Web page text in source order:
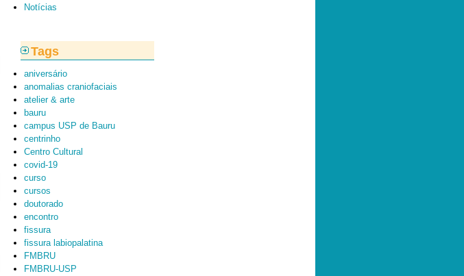
Notícias
Tags
aniversário
anomalias craniofaciais
atelier & arte
bauru
campus USP de Bauru
centrinho
Centro Cultural
covid-19
curso
cursos
doutorado
encontro
fissura
fissura labiopalatina
FMBRU
FMBRU-USP